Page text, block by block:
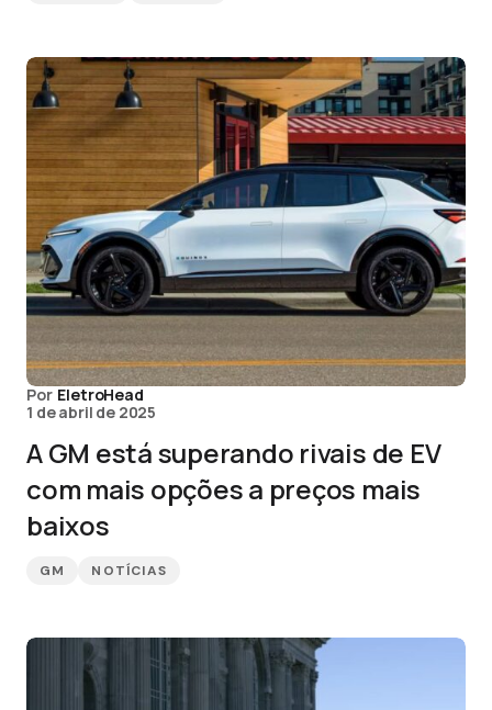
Por EletroHead
1 de abril de 2025
A GM está superando rivais de EV
com mais opções a preços mais
baixos
GM NOTÍCIAS